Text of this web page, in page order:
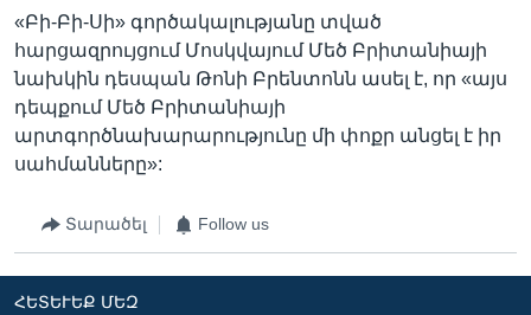
«Բի-Բի-Սի» գործակալությանը տված
հարցազրույցում Մոսկվայում Մեծ Բրիտանիայի
նախկին դեսպան Թոնի Բրենտոնն ասել է, որ «այս
դեպքում Մեծ Բրիտանիայի
արտգործնախարարությունը մի փոքր անցել է իր
սահմանները»:
Տարածել Follow us
ՀԵՏԵՒԵՔ ՄԵԶ